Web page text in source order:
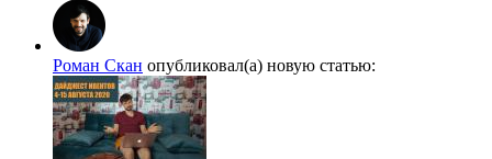
Роман Скан опубликовал(а) новую статью: